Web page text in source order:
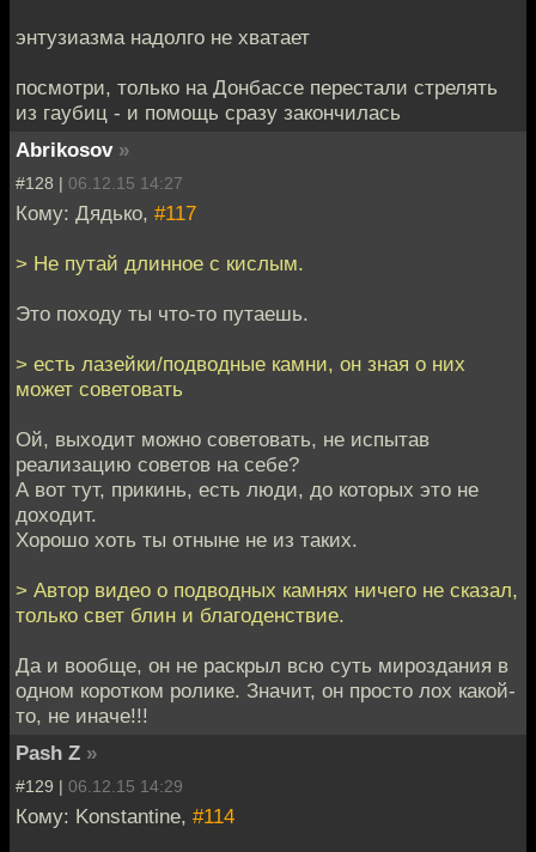
энтузиазма надолго не хватает
посмотри, только на Донбассе перестали стрелять
из гаубиц - и помощь сразу закончилась
Abrikosov »
#128 | 06.12.15 14:27
Кому: Дядько, #117
> Не путай длинное с кислым.
Это походу ты что-то путаешь.
> есть лазейки/подводные камни, он зная о них
может советовать
Ой, выходит можно советовать, не испытав
реализацию советов на себе?
А вот тут, прикинь, есть люди, до которых это не
доходит.
Хорошо хоть ты отныне не из таких.
> Автор видео о подводных камнях ничего не сказал,
только свет блин и благоденствие.
Да и вообще, он не раскрыл всю суть мироздания в
одном коротком ролике. Значит, он просто лох какой-
то, не иначе!!!
Pash Z »
#129 | 06.12.15 14:29
Кому: Konstantine, #114